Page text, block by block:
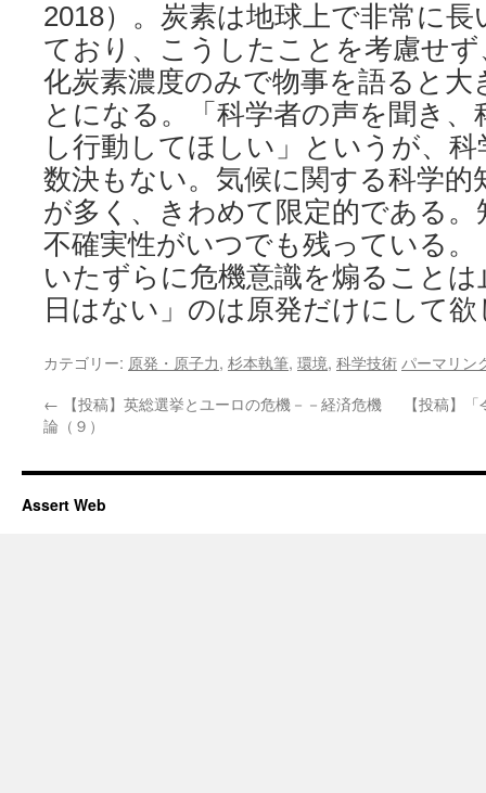
2018）。炭素は地球上で非常に
ており、こうしたことを考慮せ
化炭素濃度のみで物事を語ると
とになる。「科学者の声を聞き
し行動してほしい」というが、
数決もない。気候に関する科学的
が多く、きわめて限定的である
不確実性がいつでも残っている
いたずらに危機意識を煽ること
日はない」のは原発だけにして欲
カテゴリー: 原発・原子力, 杉本執筆, 環境, 科学技術 パーマリン
← 【投稿】英総選挙とユーロの危機－－経済危機
論（９）
【投稿】
Assert Web